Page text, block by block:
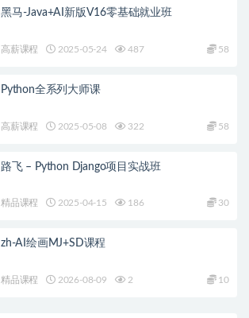
黑马-Java+AI新版V16零基础就业班
高薪课程 2025-05-24 487 58
Python全系列大师课
高薪课程 2025-05-08 322 58
路飞 – Python Django项目实战班
精品课程 2025-04-15 186 30
zh-AI绘画MJ+SD课程
精品课程 2026-08-09 2 10